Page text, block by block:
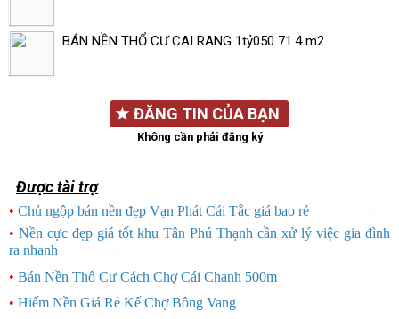
BÁN NỀN THỔ CƯ CAI RANG 1tỷ050 71.4 m2
★ ĐĂNG TIN CỦA BẠN
Không cần phải đăng ký
Được tài trợ
• Chủ ngộp bán nền đẹp Vạn Phát Cái Tắc giá bao rẻ
• Nền cực đẹp giá tốt khu Tân Phú Thạnh cần xử lý việc gia đình
ra nhanh
• Bán Nền Thổ Cư Cách Chợ Cái Chanh 500m
• Hiếm Nền Giá Rẻ Kế Chợ Bông Vang